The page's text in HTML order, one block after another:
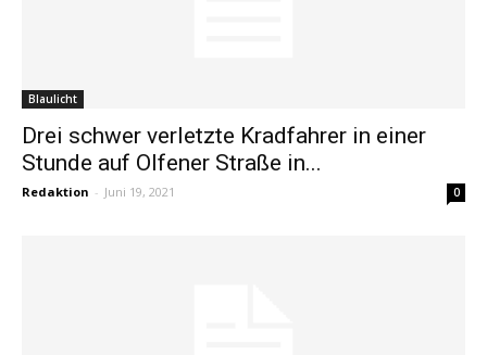
Blaulicht
Drei schwer verletzte Kradfahrer in einer
Stunde auf Olfener Straße in...
Redaktion - Juni 19, 2021 0